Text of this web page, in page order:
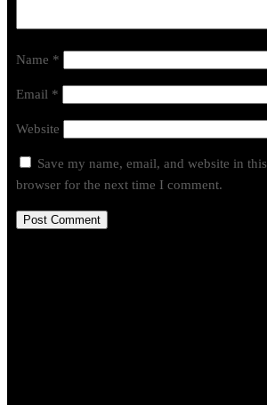
Name *
Email *
Website
Save my name, email, and website in this
browser for the next time I comment.